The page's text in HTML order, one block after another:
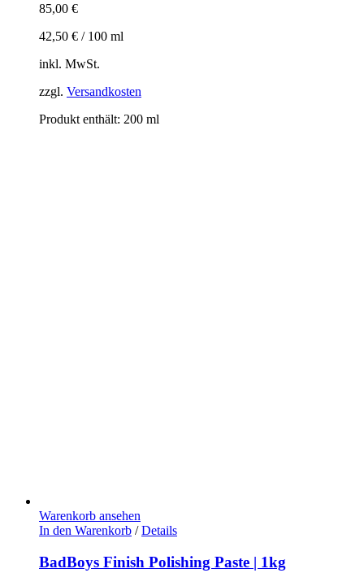
85,00 €
42,50 € / 100 ml
inkl. MwSt.
zzgl. Versandkosten
Produkt enthält: 200 ml
Warenkorb ansehen
In den Warenkorb / Details
BadBoys Finish Polishing Paste | 1kg